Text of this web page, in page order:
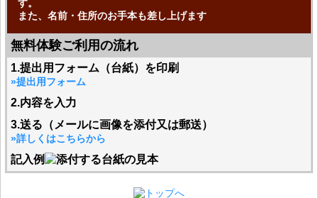
す。
また、名前・住所のお手本も差し上げます
無料体験ご利用の流れ
1.提出用フォーム（台紙）を印刷
»提出用フォーム
2.内容を入力
3.送る（メールに画像を添付又は郵送）
»詳しくはこちらから
記入例